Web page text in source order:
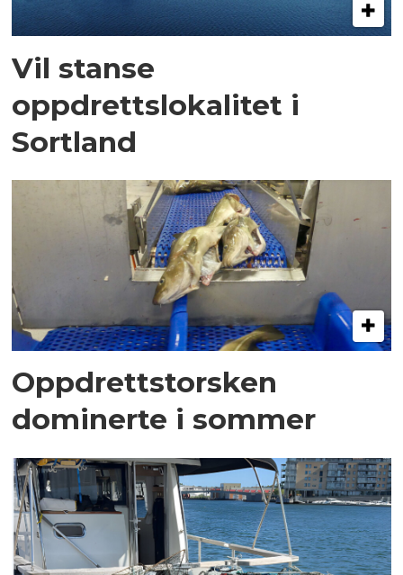
Vil stanse
oppdrettslokalitet i
Sortland
Oppdrettstorsken
dominerte i sommer